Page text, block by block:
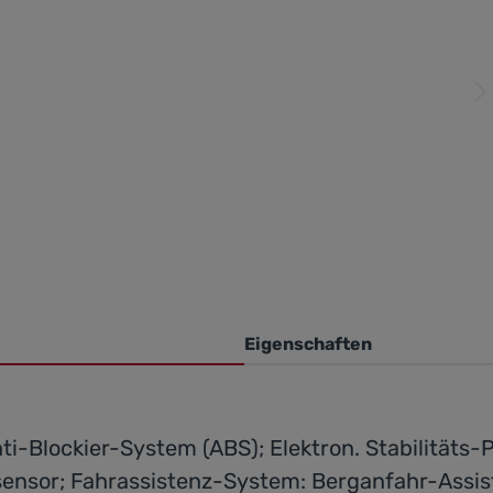
Eigenschaften
Blockier-System (ABS); Elektron.
Fahrassistenz-System: Berganfahr-